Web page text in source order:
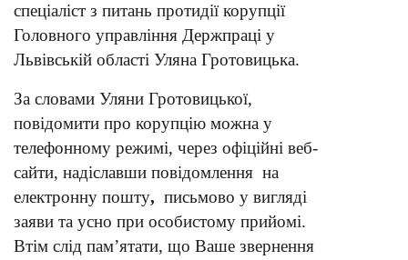
спеціаліст з питань протидії корупції
Головного управління Держпраці у
Львівській області Уляна Гротовицька.
За словами Уляни Гротовицької,
повідомити про корупцію можна у
телефонному режимі, через офіційні веб-
сайти, надіславши повідомлення на
електронну пошту, письмово у вигляді
заяви та усно при особистому прийомі.
Втім слід пам’ятати, що Ваше звернення